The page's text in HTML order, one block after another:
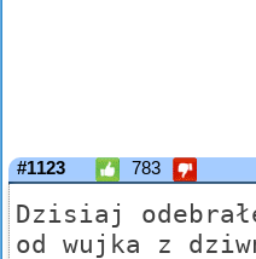
#1123 783
Dzisiaj
od wujka z